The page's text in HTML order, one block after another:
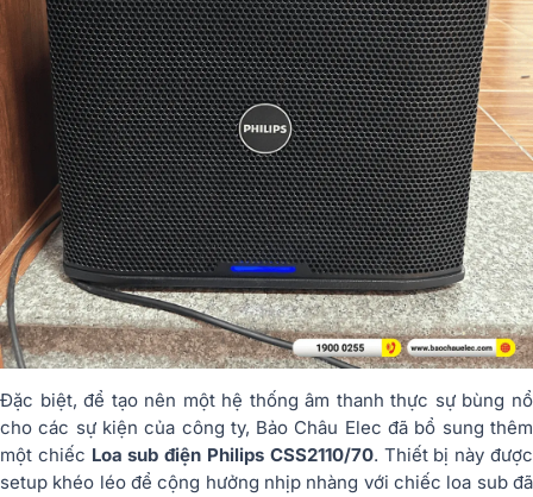
Đặc biệt, để tạo nên một hệ thống âm thanh thực sự bùng nổ
cho các sự kiện của công ty, Bảo Châu Elec đã bổ sung thêm
một chiếc Loa sub điện Philips CSS2110/70. Thiết bị này được
setup khéo léo để cộng hưởng nhịp nhàng với chiếc loa sub đã